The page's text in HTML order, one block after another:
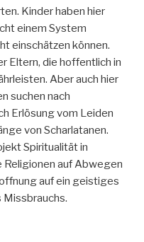
Kinder haben hier
einem System
einschätzen können.
Eltern, die hoffentlich in
Aber auch hier
suchen nach
Erlösung vom Leiden
von Scharlatanen.
Spiritualität in
auf Abwegen
auf ein geistiges